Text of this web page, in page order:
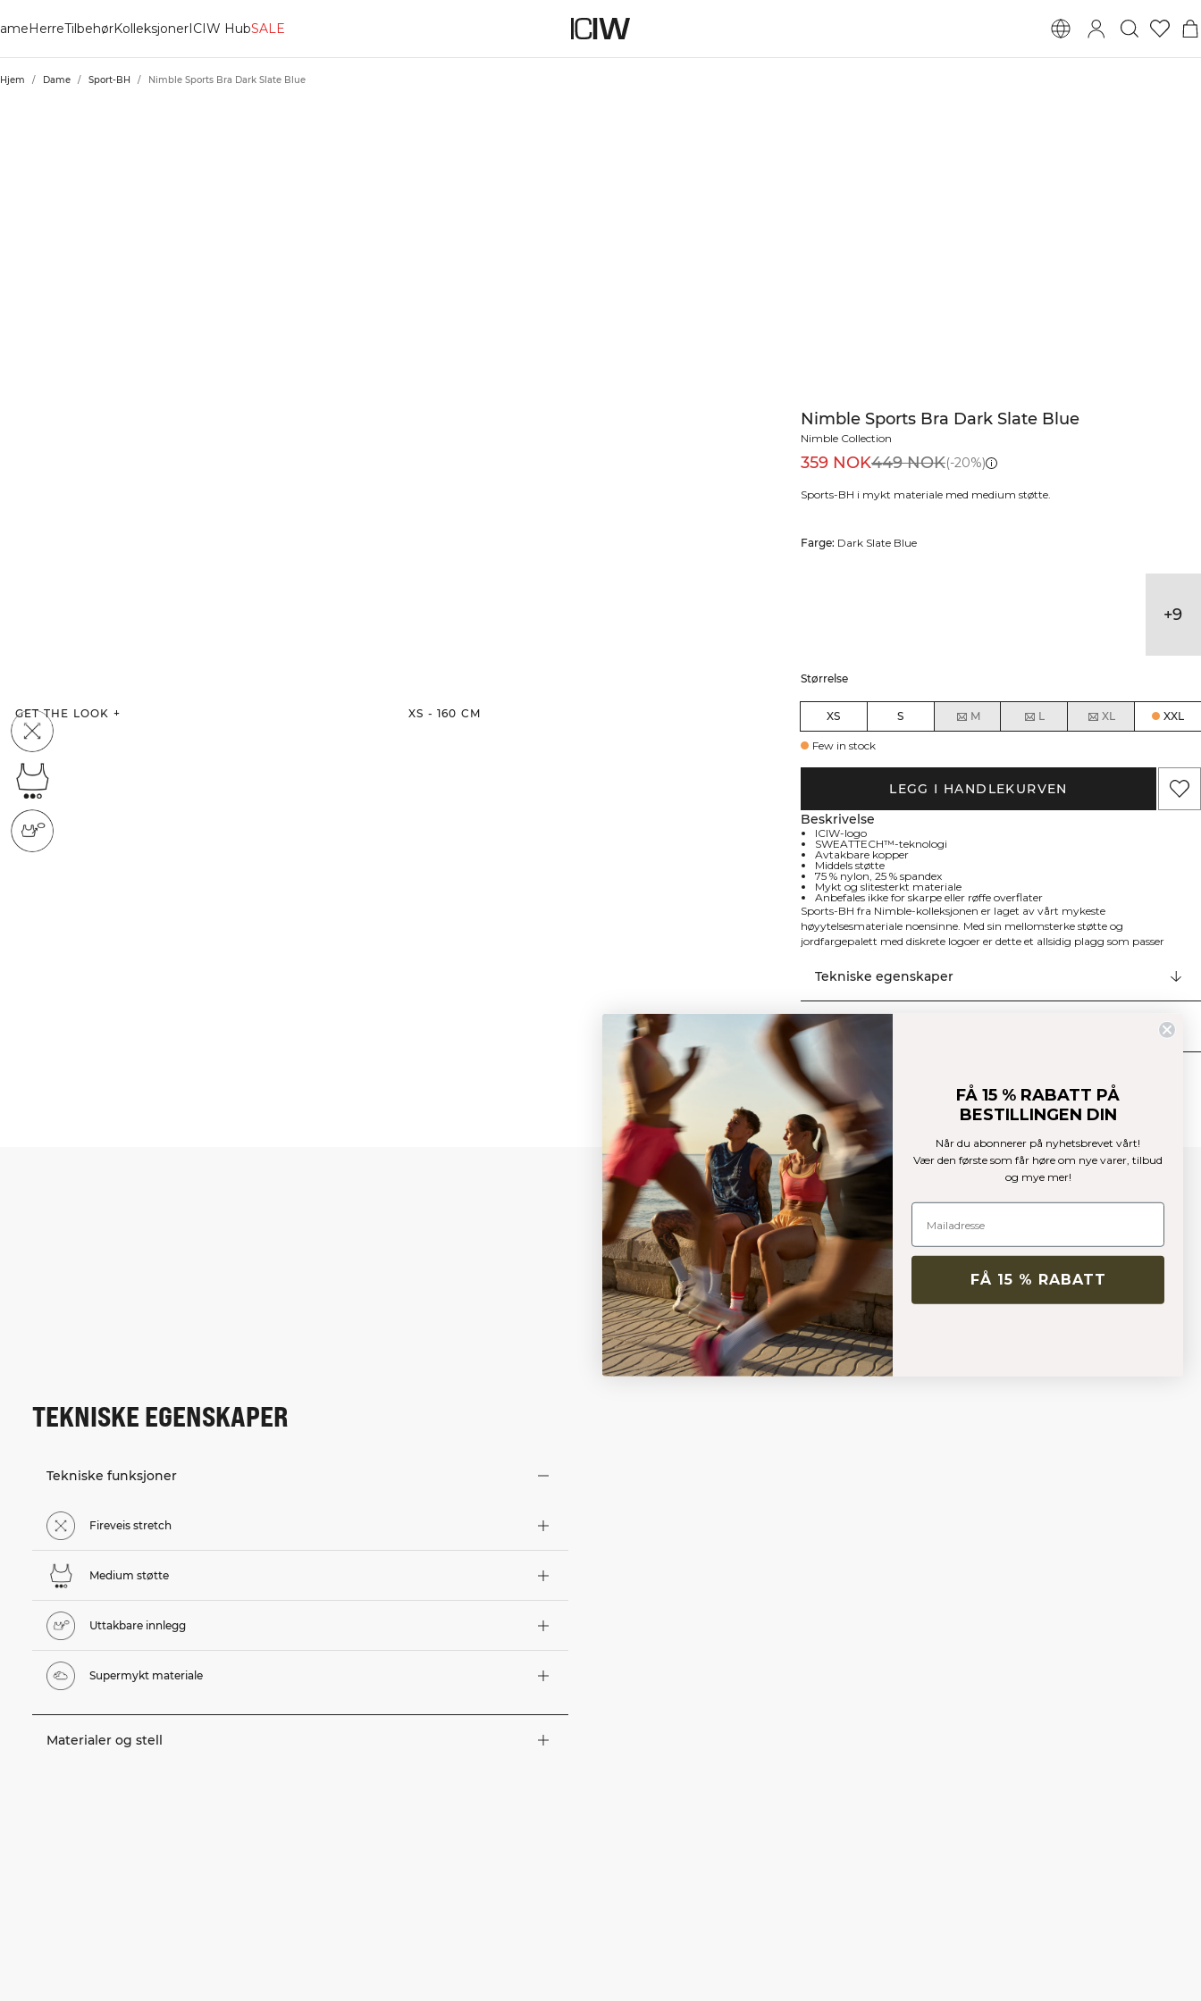
HerreTilbehørKolleksjonerICIW HubSALE
Hjem / Dame / Sport-BH / Nimble Sports Bra Dark Slate Blue
GET THE LOOK + XS - 160 CM
Nimble Sports Bra Dark Slate Blue
Nimble Collection
359 NOK449 NOK(-20%)
Sports-BH i mykt materiale med medium støtte.
Farge: Dark Slate Blue
+9
Størrelse
XS S M L XL XXL
Few in stock
LEGG I HANDLEKURVEN
Beskrivelse
ICIW-logo
SWEATTECH™-teknologi
Avtakbare kopper
Middels støtte
75 % nylon, 25 % spandex
Mykt og slitesterkt materiale
Anbefales ikke for skarpe eller røffe overflater
Sports-BH fra Nimble-kolleksjonen er laget av vårt mykeste
høyytelsesmateriale noensinne. Med sin mellomsterke støtte og
jordfargepalett med diskrete logoer er dette et allsidig plagg som passer
SWEATTECHTM-teknologi for optimal fukttransport, avtakbare kopper for
individuell tilpasning, middels støtte for variert trening, diskret ICIW-logo og
myk og behagelig passform. Det lett børstede materialet tåler tøffe
treningsøkter, men vi anbefaler ikke trening som regelmessig utsetter
materialet for skarpe eller røffe overflater, som vektstang eller borrelås. 75%
Nylon, 25% Elastan.
Tekniske egenskaper
Levering og retur
Lignende produkter
TEKNISKE EGENSKAPER
Tekniske funksjoner
Fireveis stretch
Medium støtte
Uttakbare innlegg
Supermykt materiale
Materialer og stell
FÅ 15 % RABATT PÅ
BESTILLINGEN DIN
Når du abonnerer på nyhetsbrevet vårt!
Vær den første som får høre om nye varer, tilbud
og mye mer!
FÅ 15 % RABATT